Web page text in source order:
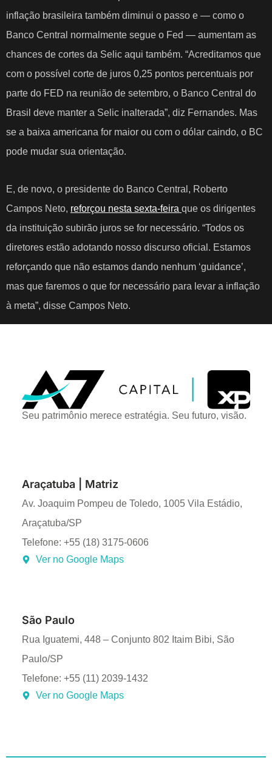
inflação brasileira também diminui o passo e — como o
Banco Central normalmente segue o Fed — aumentam as
chances de cortes da Selic aqui também. “Acreditamos que
com o possível corte de juros 0,25 pontos percentuais por
parte do FED na reunião de setembro, o Banco Central do
Brasil deve manter a Selic inalterada”, diz Fernandes. Mas
se a baixa americana for maior ou com o dólar caindo, o BC
pode mudar sua orientação.
E, de novo, o presidente do Banco Central, Roberto
Campos Neto, reforçou nesta sexta-feira que os dirigentes
da instituição subirão juros se for necessário. “Todos os
diretores estão adotando nosso discurso oficial. Estamos
reforçando que não estamos dando nenhum ‘guidance’,
mas que faremos o que for necessário para levar a inflação
à meta”, disse Campos Neto.
Seu patrimônio merece estratégia. Seu futuro, visão.
Araçatuba | Matriz
Av. Joaquim Pompeu de Toledo, 1005 Vila Estádio,
Araçatuba/SP
Telefone: +55 (18) 3175-0606
Ver no Google Maps
São Paulo
Rua Iguatemi, 448 – Conjunto 802 Itaim Bibi, São
Paulo/SP
Telefone: +55 (11) 2039-1432
Ver no Google Maps